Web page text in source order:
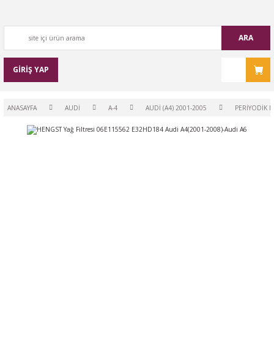
ARA
GİRİŞ YAP
ANASAYFA AUDİ A-4 AUDİ (A4) 2001-2005 PERİYODİK